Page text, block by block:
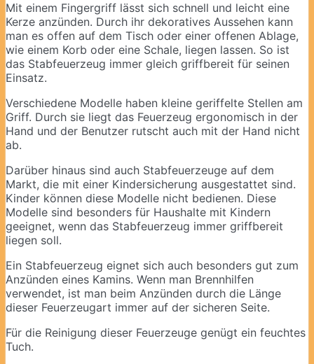
Mit einem Fingergriff lässt sich schnell und leicht eine
Kerze anzünden. Durch ihr dekoratives Aussehen kann
man es offen auf dem Tisch oder einer offenen Ablage,
wie einem Korb oder eine Schale, liegen lassen. So ist
das Stabfeuerzeug immer gleich griffbereit für seinen
Einsatz.
Verschiedene Modelle haben kleine geriffelte Stellen am
Griff. Durch sie liegt das Feuerzeug ergonomisch in der
Hand und der Benutzer rutscht auch mit der Hand nicht
ab.
Darüber hinaus sind auch Stabfeuerzeuge auf dem
Markt, die mit einer Kindersicherung ausgestattet sind.
Kinder können diese Modelle nicht bedienen. Diese
Modelle sind besonders für Haushalte mit Kindern
geeignet, wenn das Stabfeuerzeug immer griffbereit
liegen soll.
Ein Stabfeuerzeug eignet sich auch besonders gut zum
Anzünden eines Kamins. Wenn man Brennhilfen
verwendet, ist man beim Anzünden durch die Länge
dieser Feuerzeugart immer auf der sicheren Seite.
Für die Reinigung dieser Feuerzeuge genügt ein feuchtes
Tuch.